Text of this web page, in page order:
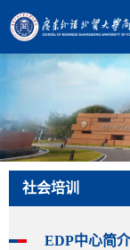
社会培训
EDP中心简介